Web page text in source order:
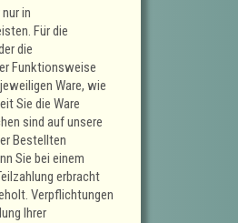
in
Für die
die
Funktionsweise
Ware, wie
Sie die Ware
sind auf unsere
Bestellten
Sie bei einem
erbracht
Verpflichtungen
Ihrer